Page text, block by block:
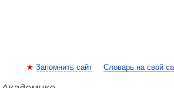
Запомнить сайт Словарь на свой